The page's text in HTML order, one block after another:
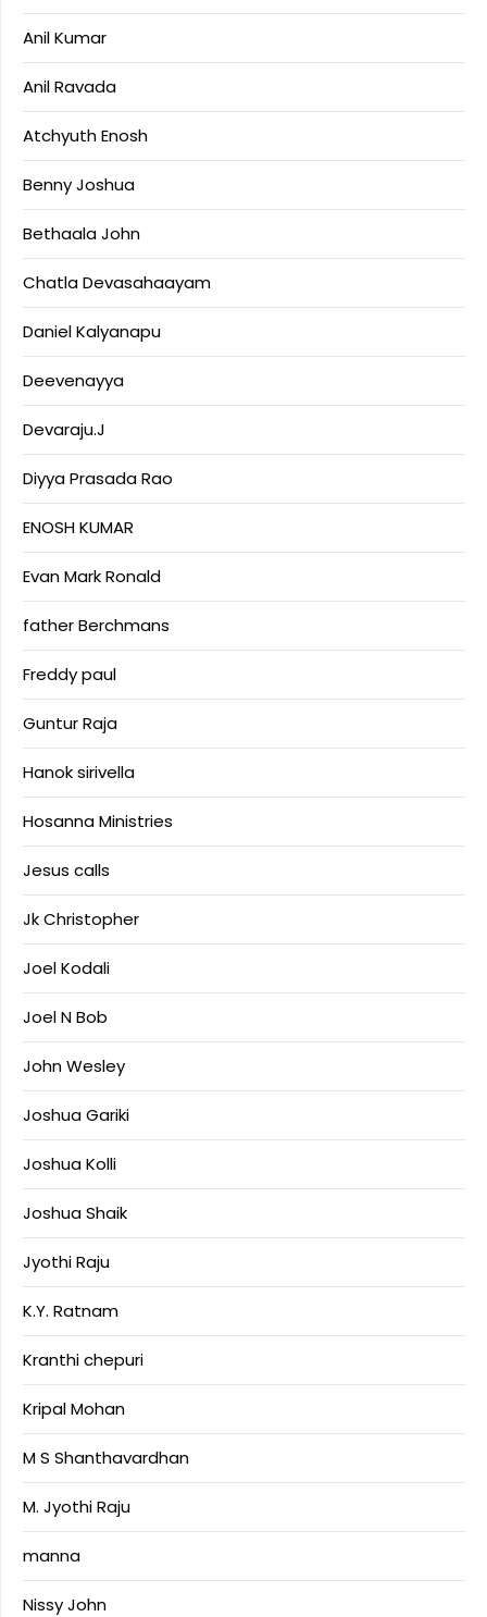
Anil Kumar
Anil Ravada
Atchyuth Enosh
Benny Joshua
Bethaala John
Chatla Devasahaayam
Daniel Kalyanapu
Deevenayya
Devaraju.J
Diyya Prasada Rao
ENOSH KUMAR
Evan Mark Ronald
father Berchmans
Freddy paul
Guntur Raja
Hanok sirivella
Hosanna Ministries
Jesus calls
Jk Christopher
Joel Kodali
Joel N Bob
John Wesley
Joshua Gariki
Joshua Kolli
Joshua Shaik
Jyothi Raju
K.Y. Ratnam
Kranthi chepuri
Kripal Mohan
M S Shanthavardhan
M. Jyothi Raju
manna
Nissy John